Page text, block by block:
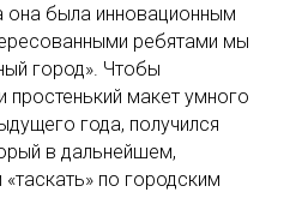
она была инновационным
ребятами мы
город». Чтобы
простенький макет умного
года, получился
в дальнейшем,
по городским